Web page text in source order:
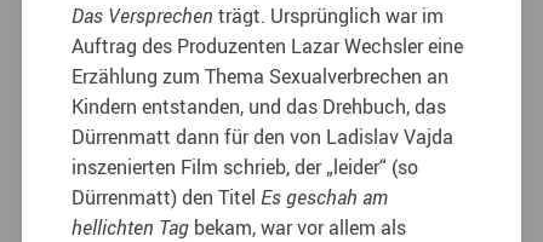
Das Versprechen trägt. Ursprünglich war im
Auftrag des Produzenten Lazar Wechsler eine
Erzählung zum Thema Sexualverbrechen an
Kindern entstanden, und das Drehbuch, das
Dürrenmatt dann für den von Ladislav Vajda
inszenierten Film schrieb, der „leider“ (so
Dürrenmatt) den TitelEs geschah am
hellichten Tag bekam, war vor allem als